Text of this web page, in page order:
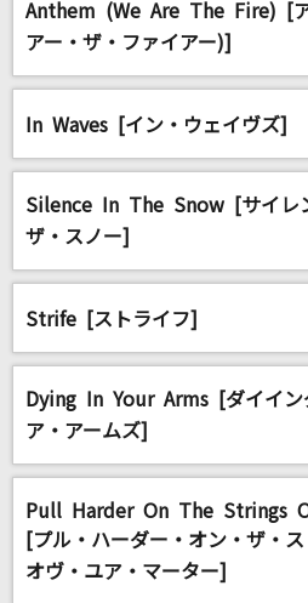
リアルタイムで歌われ
ビビデバ
アイネクライネ
米津玄師
[生音]糸
中島みゆき
決戦スピリット
CHiCO with HoneyWorks
Anthem (We Are The Fire) [ア
アー・ザ・ファイアー)]
In Waves [イン・ウェイヴズ]
Silence In The Snow [サイレ
ザ・スノー]
Strife [ストライフ]
Dying In Your Arms [ダイイン
ア・アームズ]
Pull Harder On The Strings
[プル・ハーダー・オン・ザ・ス
オヴ・ユア・マーター]